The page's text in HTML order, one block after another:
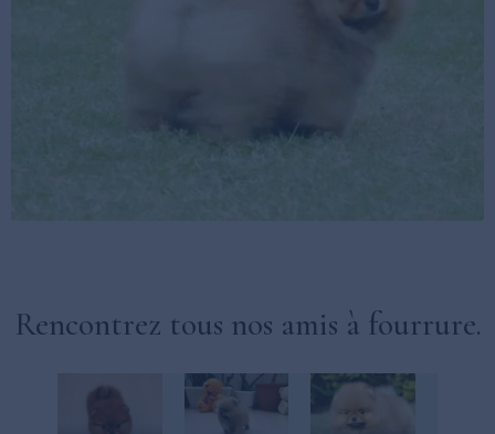
Rencontrez tous nos amis à fourrure.